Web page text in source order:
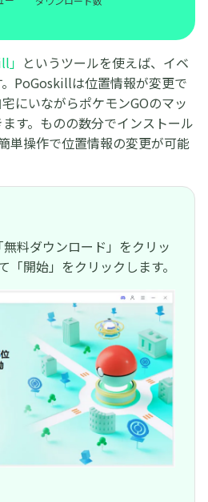
」 というツールを使えば、イベ
PoGoskillは位置情報が変更で
にいながらポケモンGOのマッ
す。ものの数分でインストール
単操作で位置情報の変更が可能
料ダウンロード」をクリッ
「開始」をクリックします。